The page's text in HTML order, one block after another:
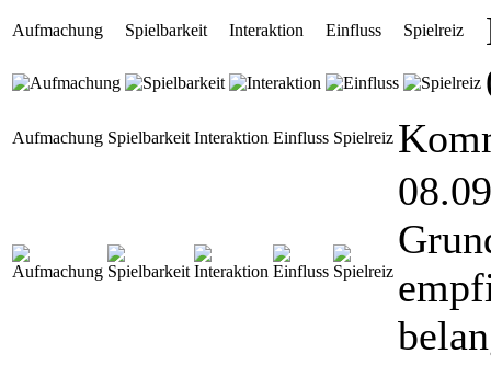
Aufmachung Spielbarkeit Interaktion Einfluss Spielreiz
Aufmachung Spielbarkeit Interaktion Einfluss Spielreiz